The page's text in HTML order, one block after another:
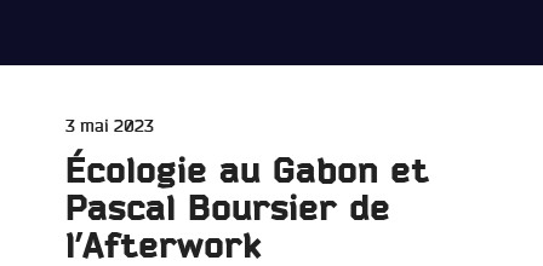
Publié
3 mai 2023
Écologie au Gabon et
Pascal Boursier de
l’Afterwork